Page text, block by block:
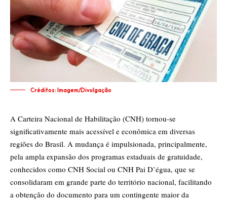
Créditos: Imagem/Divulgação
A Carteira Nacional de Habilitação (CNH) tornou-se
significativamente mais acessível e econômica em diversas
regiões do Brasil. A mudança é impulsionada, principalmente,
pela ampla expansão dos programas estaduais de gratuidade,
conhecidos como CNH Social ou CNH Pai D’égua, que se
consolidaram em grande parte do território nacional, facilitando
a obtenção do documento para um contingente maior da